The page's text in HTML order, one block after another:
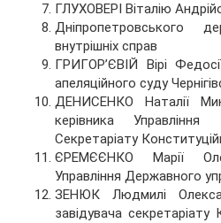
ГЛУХОВЕРІ Віталію
Дніпропетровського
внутрішніх справ
ГРИГОР’ЄВІЙ Вірі
апеляційного суду
ДЕНИСЕНКО Наталії
керівника
Секретаріату
ЄРЕМЄЄНКО Марії
Управління Державного
ЗЕНЮК Людмилі
завідувача